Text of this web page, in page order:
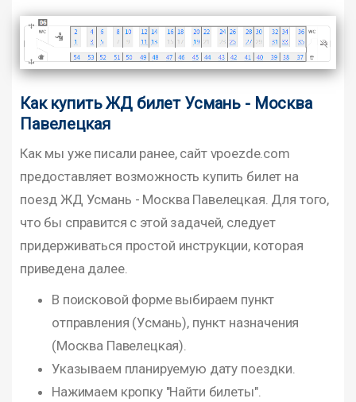
Как купить ЖД билет Усмань - Москва
Павелецкая
Как мы уже писали ранее, сайт vpoezde.com
предоставляет возможность купить билет на
поезд ЖД Усмань - Москва Павелецкая. Для того,
что бы справится с этой задачей, следует
придерживаться простой инструкции, которая
приведена далее.
В поисковой форме выбираем пункт
отправления (Усмань), пункт назначения
(Москва Павелецкая).
Указываем планируемую дату поездки.
Нажимаем кропку "Найти билеты".